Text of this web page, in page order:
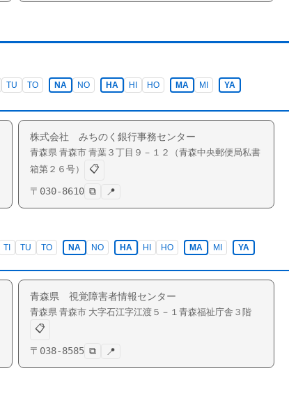
TU TO NA NO HA HI HO MA MI YA
株式会社 みちのく銀行事務センター
青森県 青森市 青葉 ３丁目９－１２（青森中央郵便局私書
箱第２６号）
📋
〒 030-8610 ⧉ 📍
TI TU TO NA NO HA HI HO MA MI YA
青森県 視覚障害者情報センター
青森県 青森市 大字石江字江渡５－１青森福祉庁舎３階
📋
〒 038-8585 ⧉ 📍